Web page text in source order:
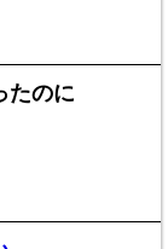
たのに